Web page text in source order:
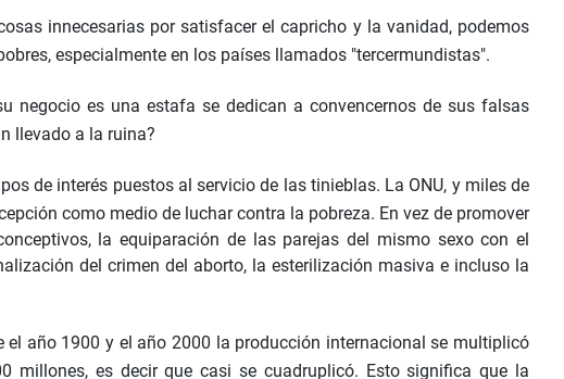
innecesarias por satisfacer el capricho y la vanidad, podemos
especialmente en los países llamados "tercermundistas".
negocio es una estafa se dedican a convencernos de sus falsas
llevado a la ruina?
de interés puestos al servicio de las tinieblas. La ONU, y miles de
como medio de luchar contra la pobreza. En vez de promover
la equiparación de las parejas del mismo sexo con el
del crimen del aborto, la esterilización masiva e incluso la
año 1900 y el año 2000 la producción internacional se multiplicó
millones, es decir que casi se cuadruplicó. Esto significa que la